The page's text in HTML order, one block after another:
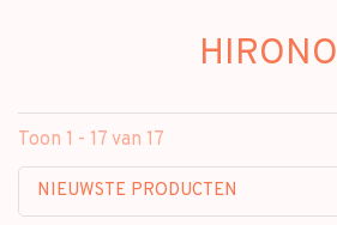
HIRONO
Toon 1 - 17 van 17
NIEUWSTE PRODUCTEN